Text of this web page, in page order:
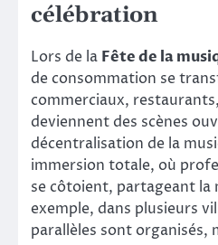
célébration
Lors de la Fête de la
de consommation se
commerciaux,
deviennent des scènes
décentralisation de la
immersion totale, où
se côtoient, partageant la
exemple, dans plusieurs
parallèles sont organisés,